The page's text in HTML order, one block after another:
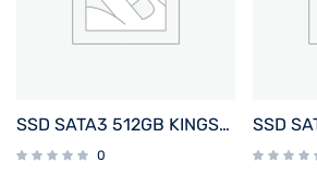
SSD SATA3 512GB KINGSTON SKC600/512G 550/520
0